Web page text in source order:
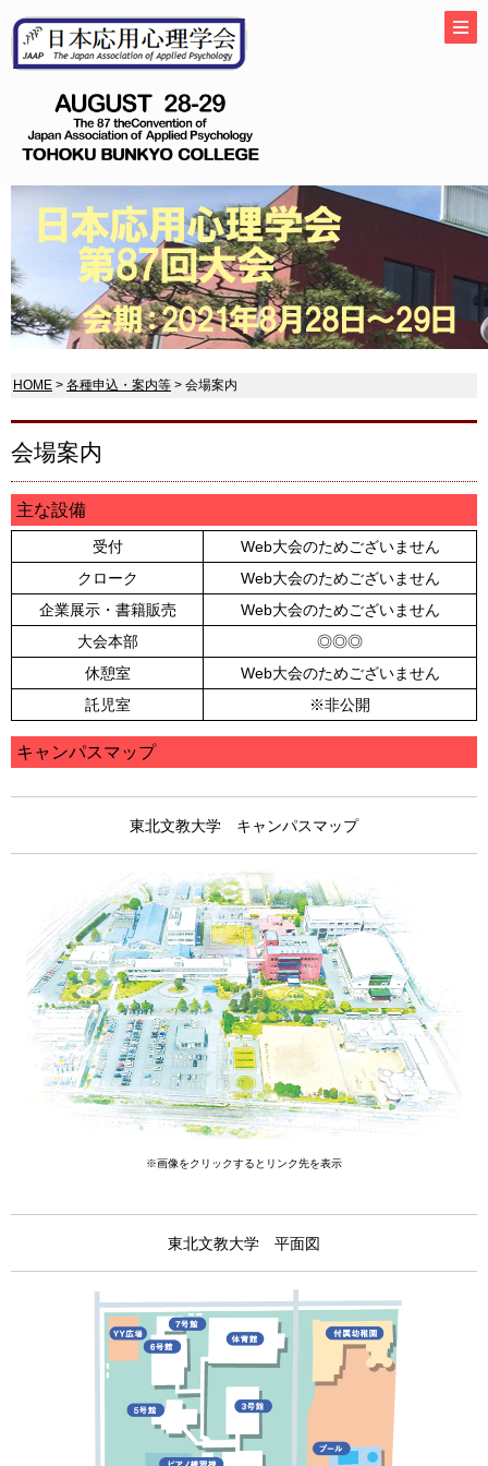
HOME > 各種申込・案内等 > 会場案内
会場案内
主な設備
受付
Web大会のためございません
クローク
Web大会のためございません
企業展示・書籍販売
Web大会のためございません
大会本部
◎◎◎
休憩室
Web大会のためございません
託児室
※非公開
キャンパスマップ
東北文教大学 キャンパスマップ
※画像をクリックするとリンク先を表示
東北文教大学 平面図